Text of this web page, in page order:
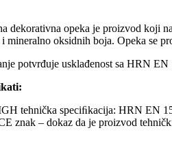
dekorativna opeka je proizvod koji
mineralno oksidnih boja. Opeka se
potvrđuje usklađenost sa HRN
tehnička speciﬁkacija: HRN EN
znak – dokaz da je proizvod